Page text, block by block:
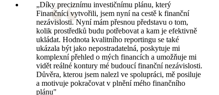
„Díky preciznímu investičnímu plánu, který
Finančníci vytvořili, jsem nyní na cestě k finanční
nezávislosti. Nyní mám přesnou představu o tom,
kolik prostředků budu potřebovat a kam je efektivně
ukládat. Hodnota kvalitního reportingu se také
ukázala být jako nepostradatelná, poskytuje mi
komplexní přehled o mých financích a umožňuje mi
vidět reálné kontury mé budoucí finanční nezávislosti.
Důvěra, kterou jsem nalezl ve spolupráci, mě posiluje
a motivuje pokračovat v plnění mého finančního
plánu"